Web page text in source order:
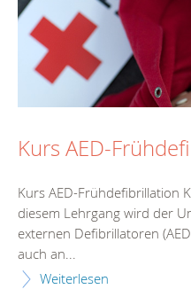
Kurs AED-
Kurs AED-Frühdefibrillation
diesem Lehrgang wird der
externen Defibrillatoren
auch an...
Weiterlesen